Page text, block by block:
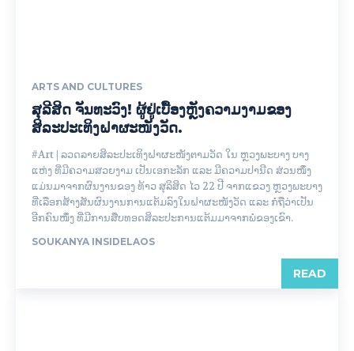
ARTS AND CULTURES
ສຸລີສິດ ຈັນທະວົງ! ຜູ້ຢູ່ເບື້ອງຫຼັງຄວາມງາມຂອງ
ສິລະປະເທິງຝາຜະໜັງວັດ.
#Art | ລວດລາຍສິລະປະເທິງຝາຜະໜັງຕາມວັດ ໃນ ຫຼວງພະບາງ ບາງ
ແຫ່ງ ທີ່ມີຄວາມສວຍງາມ ເປັນເອກະລັກ ແລະ ມີຄວາມປານີດ ສ່ວນໜຶ່ງ
ແມ່ນມາຈາກຜົນງານຂອງ ທ້າວ ສຸລິສິດ ໄວ 22 ປີ ຈາກແຂວງ ຫຼວງພະບາງ
ທີ່ເລືອກສ້າງສັນຜົນງານການແຕ້ມລົງໃນຝາຜະໜັງວັດ ແລະ ກໍຖືວ່າເປັນ
ອີກຄົນໜຶ່ງ ທີ່ມີການສືບທອດສິລະປະການແຕ້ມມາຈາກພໍ່ຂອງເຂົາ.
SOUKANYA INSIDELAOS
READ